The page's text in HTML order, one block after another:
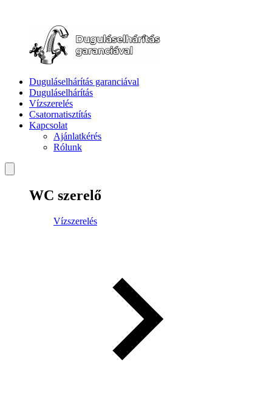
Duguláselhárítás garanciával
Duguláselhárítás
Vízszerelés
Csatornatisztítás
Kapcsolat
Ajánlatkérés
Rólunk
WC szerelő
Vízszerelés